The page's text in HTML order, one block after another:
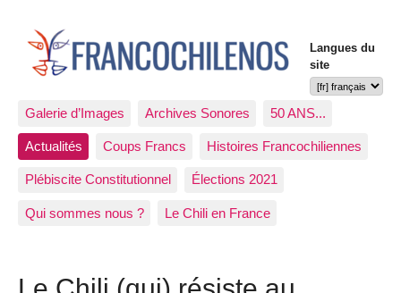
Langues du
site
Galerie d’Images Archives Sonores 50 ANS...
Actualités Coups Francs Histoires Francochiliennes
Plébiscite Constitutionnel Élections 2021
Qui sommes nous ? Le Chili en France